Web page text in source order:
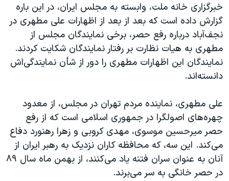
همایش محافظه‌کاران آمریکا «سی‌پک»
صفحه‌های ویژه
سفر پرزیدنت ترامپ به چین
خبرگزاری خانه ملت، وابسته به مجلس ایران، در این باره
گزارش داده است که بعد از بعد از اظهارات علی مطهری در
نجف‌آباد درباره رفع حصر، ‌برخی نمایندگان مجلس از
مطهری به هیات نظارت بر رفتار نمایندگان شکایت کردند.
نمایندگان این اظهارات مطهری را دور از شأن نمایندگی‌اش
دانسته‌اند.
علی مطهری، نماینده مردم تهران در مجلس، از معدود
چهره‌های اصولگرا در جمهوری اسلامی است که از رفع
حصر میرحسین موسوی، مهدی کروبی و زهرا رهنورد دفاع
می‌کند. این سه، که محافظه کاران نزدیک به رهبر ایران از
آنان به عنوان سران فتنه یاد می‌کنند، از بهمن ماه سال ۸۹
در حصر خانگی به سر می‌برند.